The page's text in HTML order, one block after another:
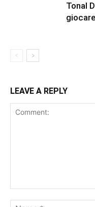
Tonal
LEAVE A REPLY